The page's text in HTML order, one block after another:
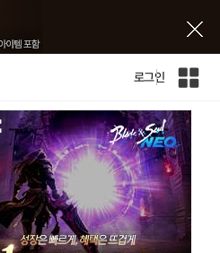
로그인
인
전
체
사